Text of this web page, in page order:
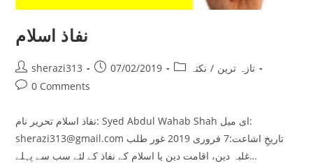
نفاذ اسلام
Post
author:
sherazi313
Post07/02/2019
Post
تازہ ترین / نکتہ
Post0 Comments
نفاذ اسلام تحریر نام: Syed Abdul Wahab Shah ای میل:
sherazi313@gmail.com تاریخِ اشاعت:7 فروری 2019 غور طلب
غلبہ دین، اقامت دین یا اسلام کے نفاذ کے لئے سب سے پہلے…